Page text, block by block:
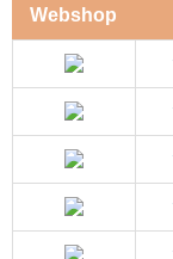
Webshop